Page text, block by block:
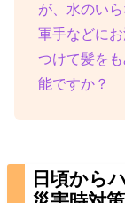
が、水のい
軍手などに
つけて髪を
能ですか？
日頃から